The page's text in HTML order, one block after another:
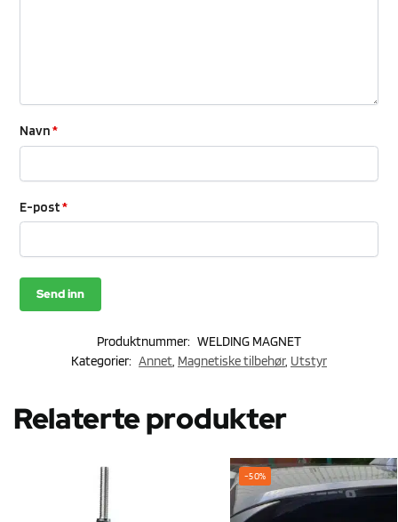
Navn*
E-post*
Produktnummer: WELDING MAGNET
Kategorier: Annet Magnetiske tilbehør, Utstyr
Relaterte produkter
-50%